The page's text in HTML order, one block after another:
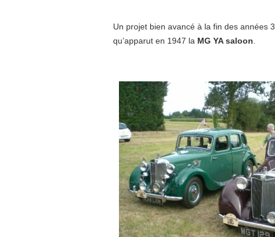
Un projet bien avancé à la fin des années
qu’apparut en 1947 la MG YA saloon